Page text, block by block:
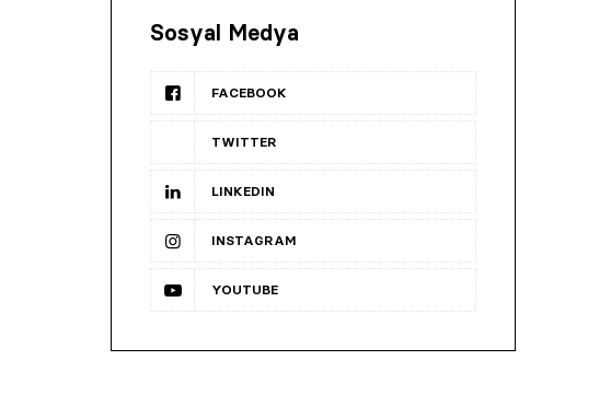
Sosyal Medya
FACEBOOK
TWITTER
LINKEDIN
INSTAGRAM
YOUTUBE